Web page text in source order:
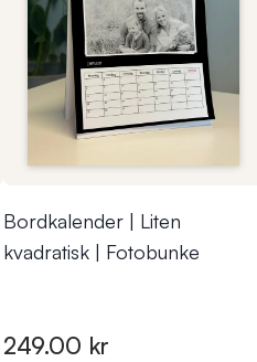
Bordkalender | Liten
kvadratisk | Fotobunke
249.00 kr